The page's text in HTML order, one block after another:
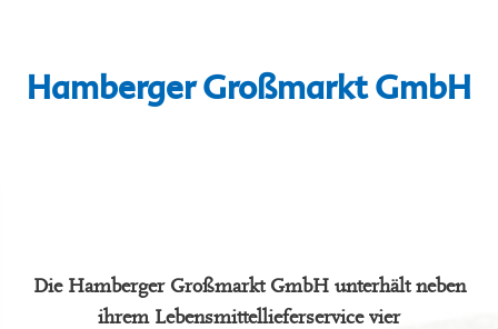
Hamberger Großmarkt GmbH
Die Hamberger Großmarkt GmbH unterhält neben
ihrem Lebensmittellieferservice vier